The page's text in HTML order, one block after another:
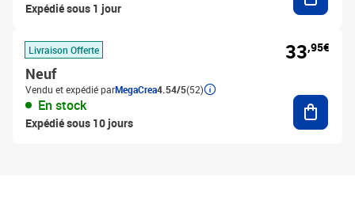
Expédié sous 1 jour
Livraison Offerte
Neuf
Vendu et expédié parMegaCrea4.54/5(52)
En stock
Expédié sous 10 jours
33,95€